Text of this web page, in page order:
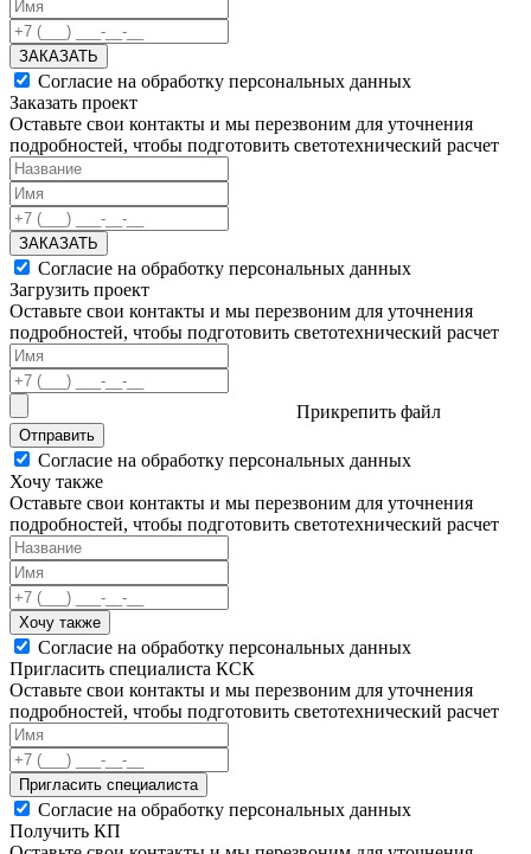
ЗАКАЗАТЬ
Согласие на обработку персональных данных
Заказать проект
Оставьте свои контакты и мы перезвоним для уточнения
подробностей, чтобы подготовить светотехнический расчет
ЗАКАЗАТЬ
Согласие на обработку персональных данных
Загрузить проект
Оставьте свои контакты и мы перезвоним для уточнения
подробностей, чтобы подготовить светотехнический расчет
Прикрепить файл
Отправить
Согласие на обработку персональных данных
Хочу также
Оставьте свои контакты и мы перезвоним для уточнения
подробностей, чтобы подготовить светотехнический расчет
Хочу также
Согласие на обработку персональных данных
Пригласить специалиста КСК
Оставьте свои контакты и мы перезвоним для уточнения
подробностей, чтобы подготовить светотехнический расчет
Пригласить специалиста
Согласие на обработку персональных данных
Получить КП